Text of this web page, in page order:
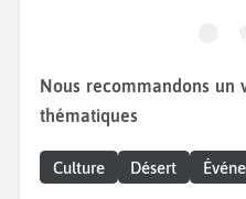
Nous recommandons un voyage à Niamey pour ces
thématiques
Culture Désert